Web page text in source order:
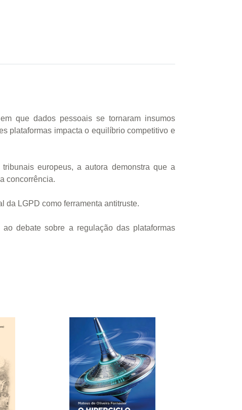
que dados pessoais se tornaram insumos
plataformas impacta o equilíbrio competitivo e
europeus, a autora demonstra que a
concorrência.
da LGPD como ferramenta antitruste.
debate sobre a regulação das plataformas